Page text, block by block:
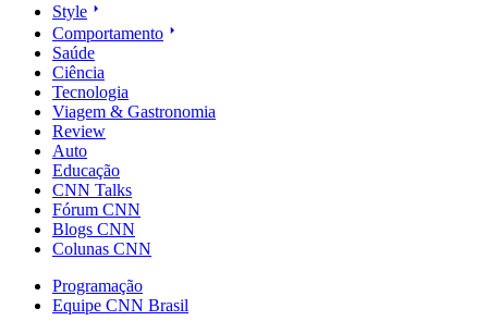
Style
Comportamento
Saúde
Ciência
Tecnologia
Viagem & Gastronomia
Review
Auto
Educação
CNN Talks
Fórum CNN
Blogs CNN
Colunas CNN
Programação
Equipe CNN Brasil